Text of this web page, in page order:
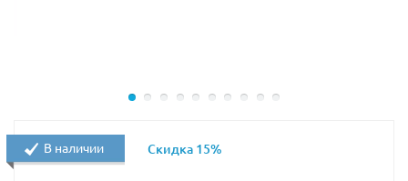
В наличии Скидка 15%